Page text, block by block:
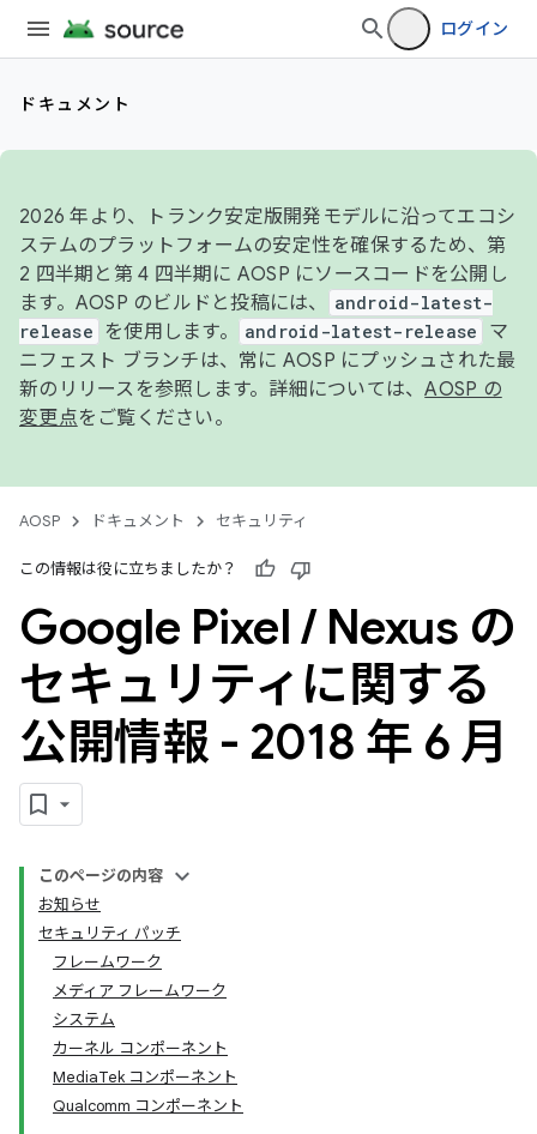
ログイン
ドキュメント
2026 年より、トランク安定版開発モデルに沿ってエコシ
ステムのプラットフォームの安定性を確保するため、第
2 四半期と第 4 四半期に AOSP にソースコードを公開し
ます。AOSP のビルドと投稿には、
android-latest-
release
を使用します。 android-latest-release
マ
ニフェスト ブランチは、常に AOSP にプッシュされた最
新のリリースを参照します。詳細については、AOSP の
変更点をご覧ください。
AOSP ドキュメント セキュリティ
この情報は役に立ちましたか？
Google Pixel /Nexus の
セキュリティに関する
公開情報 - 2018 年 6 月
このページの内容
お知らせ
セキュリティ パッチ
フレームワーク
メディア フレームワーク
システム
カーネル コンポーネント
MediaTek コンポーネント
Qualcomm コンポーネント